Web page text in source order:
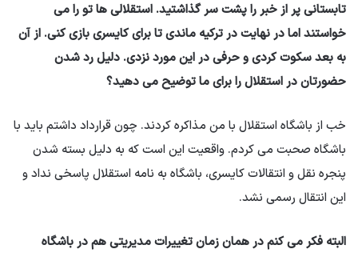
تابستانی پر از خبر را پشت سر گذاشتید. استقلالی ها تو را می
خواستند اما در نهایت در ترکیه ماندی تا برای کایسری بازی کنی. از آن
به بعد سکوت کردی و حرفی در این مورد نزدی. دلیل رد شدن
حضورتان در استقلال را برای ما توضیح می دهید؟
خب از باشگاه استقلال با من مذاکره کردند. چون قرارداد داشتم باید با
باشگاه صحبت می کردم. واقعیت این است که به دلیل بسته شدن
پنجره نقل و انتقالات کایسری، باشگاه به نامه استقلال پاسخی نداد و
این انتقال رسمی نشد.
البته فکر می کنم در همان زمان تغییرات مدیریتی هم در باشگاه